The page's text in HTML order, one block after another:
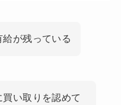
が残っている
い取りを認めて